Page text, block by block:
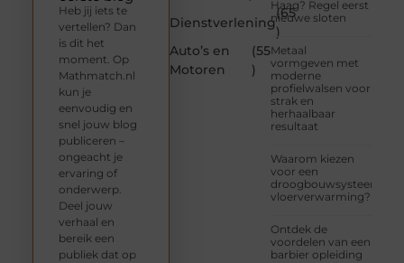
Dienstverlening
(65
)
Auto’s en
Motoren
(55
)
Haag? Regel eerst
nieuwe sloten
Metaal
vormgeven met
moderne
profielwalsen voor
strak en
herhaalbaar
resultaat
Waarom kiezen
voor een
droogbouwsysteem
vloerverwarming?
Ontdek de
voordelen van een
barbier opleiding
Heb jij iets te
vertellen? Dan
is dit het
moment. Op
Mathmatch.nl
kun je
eenvoudig en
snel jouw blog
publiceren –
ongeacht je
ervaring of
onderwerp.
Deel jouw
verhaal en
bereik een
publiek dat op